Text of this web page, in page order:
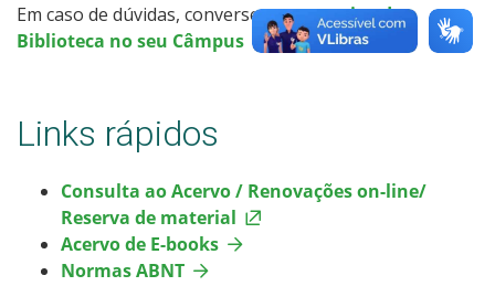
Em caso de dúvidas, converse com aequipe de
Biblioteca no seu Câmpus
.
Links rápidos
Consulta ao Acervo / Renovações on-line/
Reserva de material
Acervo de E-books
Normas ABNT